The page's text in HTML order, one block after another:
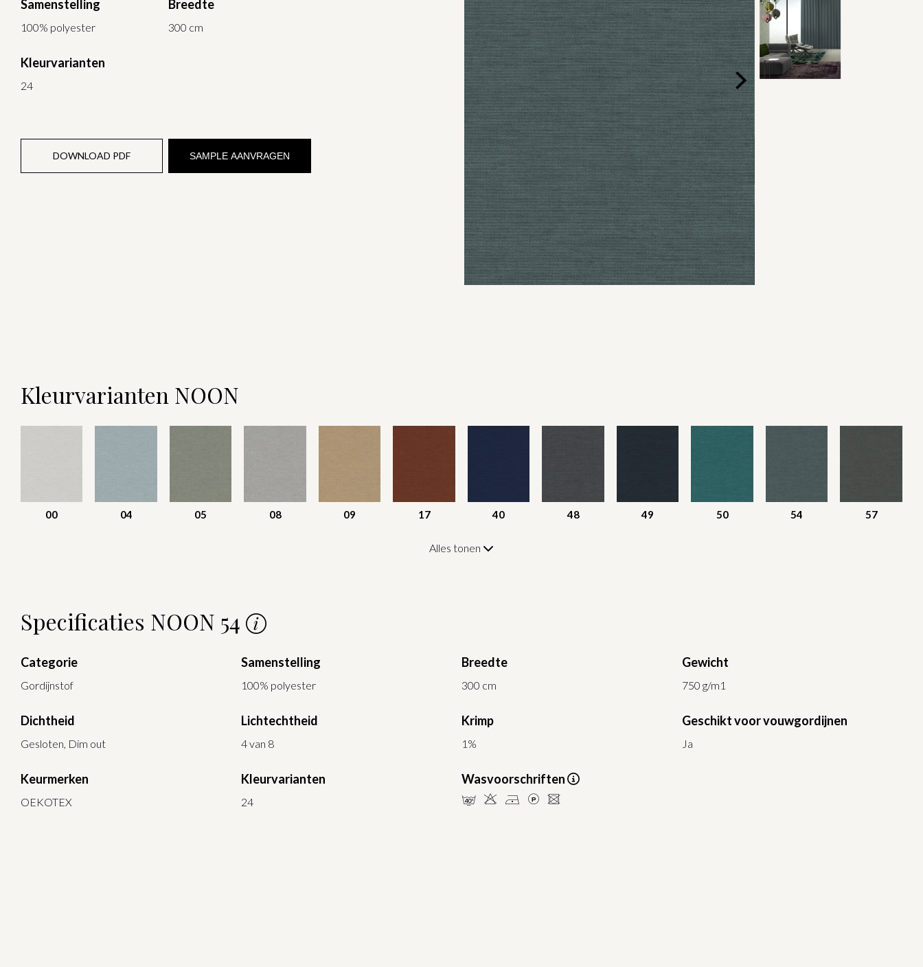
Samenstelling
100% polyester
Breedte
300 cm
Kleurvarianten
24
DOWNLOAD PDF SAMPLE AANVRAGEN
Kleurvarianten NOON
00 04 05 08 09 17 40 48 49 50 54 57
Alles tonen
Specificaties NOON 54
Categorie
Gordijnstof
Samenstelling
100% polyester
Breedte
300 cm
Gewicht
750 g/m1
Dichtheid
Gesloten, Dim out
Lichtechtheid
4 van 8
Krimp
1%
Geschikt voor vouwgordijnen
Ja
Keurmerken
OEKOTEX
Kleurvarianten
24
Wasvoorschriften
nHDLU